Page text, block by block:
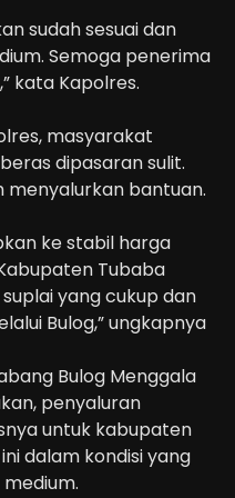
sudah sesuai dan
Semoga penerima
kata Kapolres.
masyarakat
dipasaran sulit.
bantuan.
ke stabil harga
Tubaba
yang cukup dan
Bulog,” ungkapnya
Bulog Menggala
penyaluran
untuk kabupaten
dalam kondisi yang